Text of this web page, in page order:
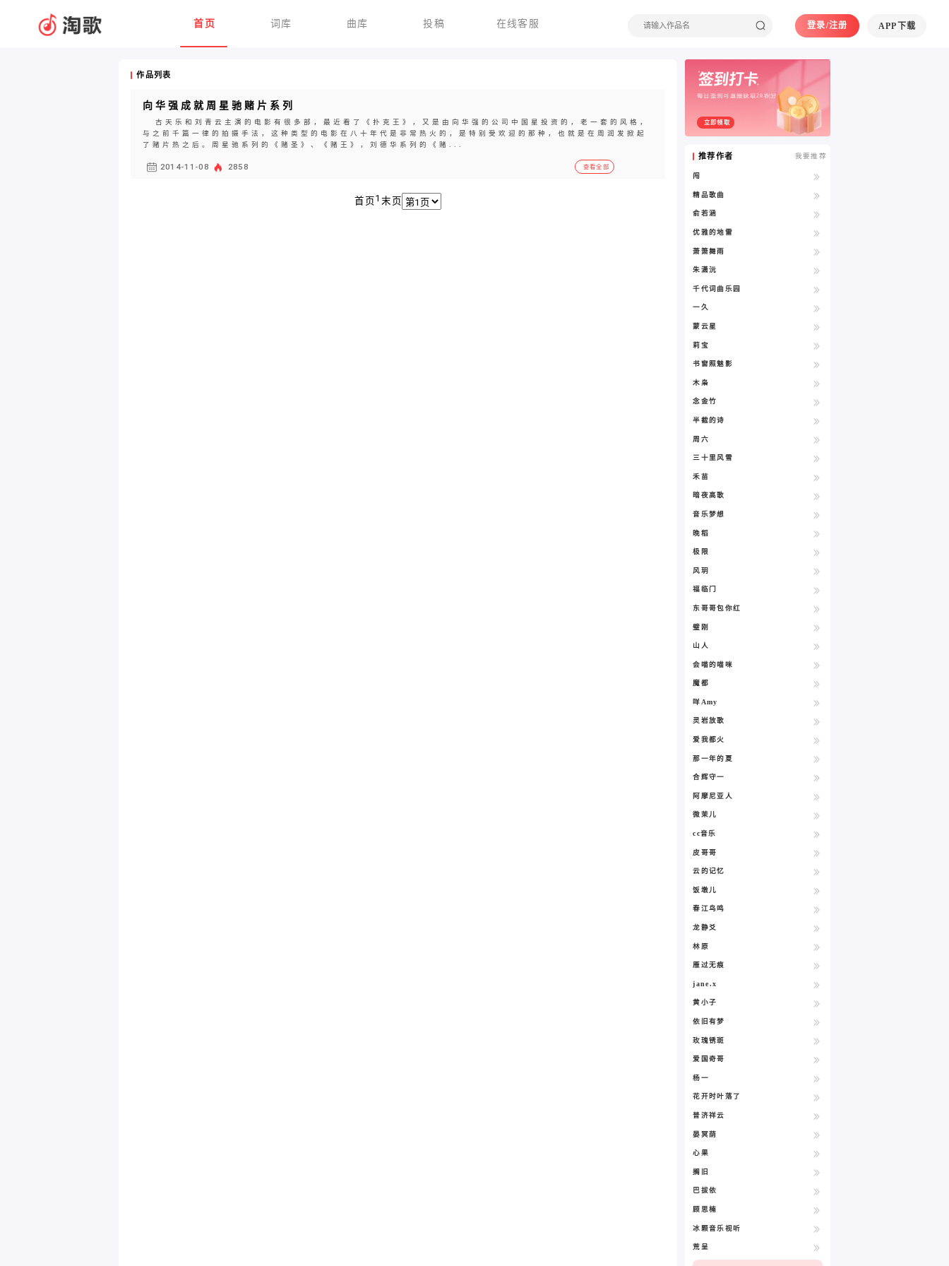
首页 词库 曲库 投稿 在线客服 登录/注册 APP下载
作品列表
向华强成就周星驰赌片系列
古天乐和刘青云主演的电影有很多部，最近看了《扑克王》，又是由向华强的公司中国星投资的，老一套的风格，
与之前千篇一律的拍摄手法，这种类型的电影在八十年代是非常热火的，是特别受欢迎的那种，也就是在周润发掀起
了赌片热之后。周星驰系列的《赌圣》、《赌王》，刘德华系列的《赌...
2014-11-08 2858 查看全部
首页 1末页
每日签到可直接获取20积分
立即领取
推荐作者 我要推荐
闯
精品歌曲
俞若涵
优雅的地雷
萧箫舞雨
朱潇沅
千代词曲乐园
一久
蒙云星
莉宝
书窗照魅影
木枭
念金竹
半截的诗
周六
三十里风雪
禾苗
暗夜高歌
音乐梦想
晚稻
极限
风玥
福临门
东哥哥包你红
璧刚
山人
会喵的喵咪
魔都
咩Amy
灵岩放歌
爱我都火
那一年的夏
合辉守一
阿摩尼亚人
微茉儿
cc音乐
皮哥哥
云的记忆
饭墩儿
春江鸟鸣
龙静爻
林原
雁过无痕
jane.x
黄小子
依旧有梦
玫瑰锈斑
爱国奇哥
杨一
花开时叶落了
普济祥云
晏冥荫
心果
搁旧
巴拔依
顾思楠
冰颗音乐视听
荒呈